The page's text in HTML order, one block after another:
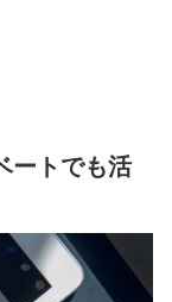
ートでも活